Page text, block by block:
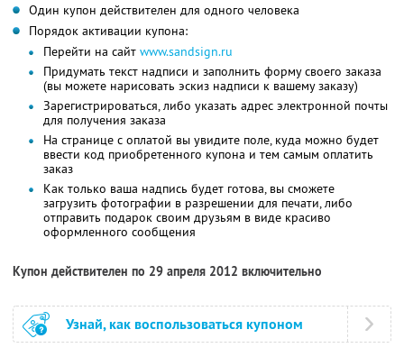
Один купон действителен для одного человека
Порядок активации купона:
Перейти на сайт www.sandsign.ru
Придумать текст надписи и заполнить форму своего заказа
(вы можете нарисовать эскиз надписи к вашему заказу)
Зарегистрироваться, либо указать адрес электронной почты
для получения заказа
На странице с оплатой вы увидите поле, куда можно будет
ввести код приобретенного купона и тем самым оплатить
заказ
Как только ваша надпись будет готова, вы сможете
загрузить фотографии в разрешении для печати, либо
отправить подарок своим друзьям в виде красиво
оформленного сообщения
Купон действителен по 29 апреля 2012 включительно
Узнай, как воспользоваться купоном